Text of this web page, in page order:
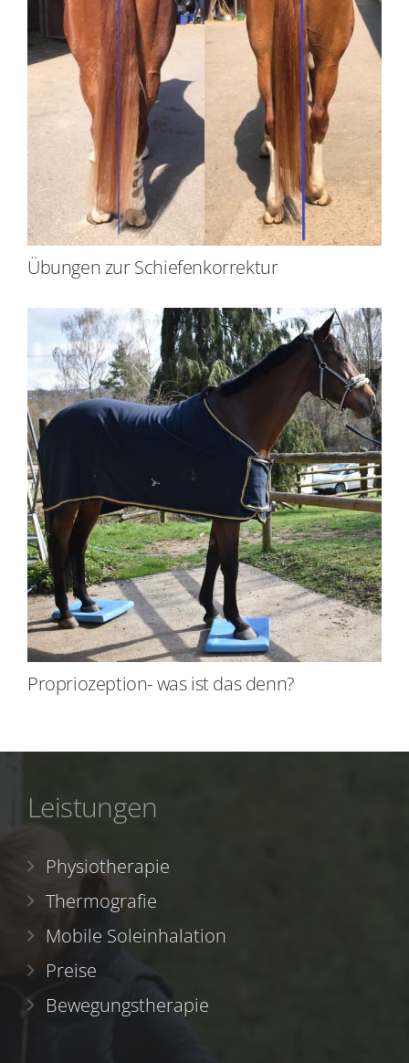
Übungen zur Schiefenkorrektur
Propriozeption- was ist das denn?
Leistungen
Physiotherapie
Thermografie
Mobile Soleinhalation
Preise
Bewegungstherapie